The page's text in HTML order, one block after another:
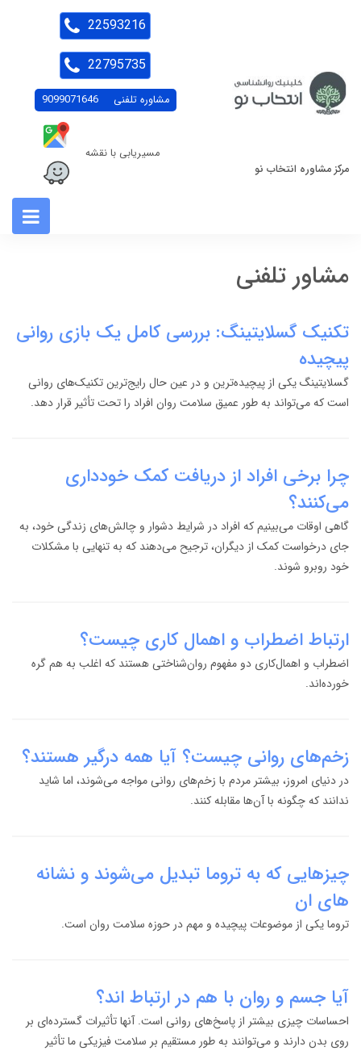
مرکز مشاوره انتخاب نو
مشاوره تلفنی 9099071646
مسیریابی با نقشه
22593216
22795735
مشاور تلفنی
تکنیک گسلایتینگ: بررسی کامل یک بازی روانی
پیچیده
گسلایتینگ یکی از پیچیده‌ترین و در عین حال رایج‌ترین تکنیک‌های روانی
است که می‌تواند به طور عمیق سلامت روان افراد را تحت تأثیر قرار دهد.
چرا برخی افراد از دریافت کمک خودداری
می‌کنند؟
گاهی اوقات می‌بینیم که افراد در شرایط دشوار و چالش‌های زندگی خود، به
جای درخواست کمک از دیگران، ترجیح می‌دهند که به تنهایی با مشکلات
خود روبرو شوند.
ارتباط اضطراب و اهمال کاری چیست؟
اضطراب و اهمال‌کاری دو مفهوم روان‌شناختی هستند که اغلب به هم گره
خورده‌اند.
زخم‌های روانی چیست؟ آیا همه درگیر هستند؟
در دنیای امروز، بیشتر مردم با زخم‌های روانی مواجه می‌شوند، اما شاید
ندانند که چگونه با آن‌ها مقابله کنند.
چیزهایی که به تروما تبدیل می‌شوند و نشانه
های ان
تروما یکی از موضوعات پیچیده و مهم در حوزه سلامت روان است.
آیا جسم‌ و روان با هم در ارتباط اند؟
احساسات چیزی بیشتر از پاسخ‌های روانی است. آنها تأثیرات گسترده‌ای بر
روی بدن دارند و می‌توانند به طور مستقیم بر سلامت فیزیکی ما تأثیر